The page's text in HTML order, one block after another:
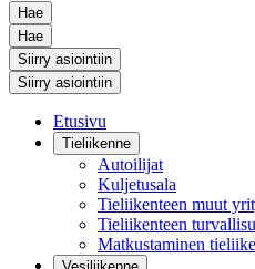
Hae
Hae
Siirry asiointiin
Siirry asiointiin
Etusivu
Tieliikenne
Autoilijat
Kuljetusala
Tieliikenteen muut
Tieliikenteen
Matkustaminen